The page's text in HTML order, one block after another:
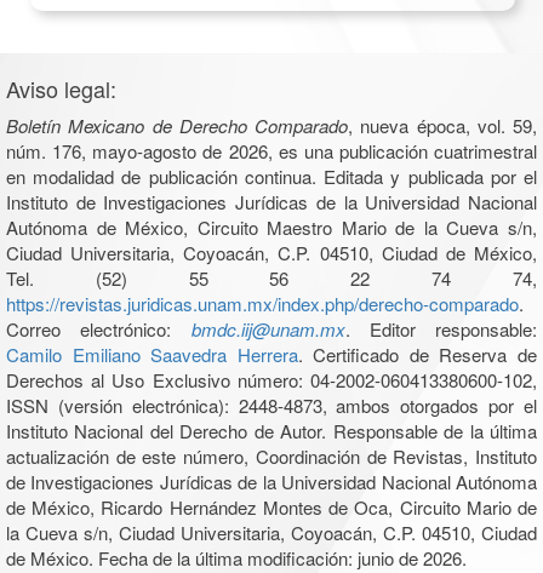
Aviso legal:
Boletín Mexicano de Derecho Comparado, nueva época, vol. 59,
núm. 176, mayo-agosto de 2026, es una publicación cuatrimestral
en modalidad de publicación continua. Editada y publicada por el
Instituto de Investigaciones Jurídicas de la Universidad Nacional
Autónoma de México, Circuito Maestro Mario de la Cueva s/n,
Ciudad Universitaria, Coyoacán, C.P. 04510, Ciudad de México,
Tel. (52) 55 56 22 74 74,
https://revistas.juridicas.unam.mx/index.php/derecho-comparado.
Correo electrónico: bmdc.iij@unam.mx. Editor responsable:
Camilo Emiliano Saavedra Herrera. Certificado de Reserva de
Derechos al Uso Exclusivo número: 04-2002-060413380600-102,
ISSN (versión electrónica): 2448-4873, ambos otorgados por el
Instituto Nacional del Derecho de Autor. Responsable de la última
actualización de este número, Coordinación de Revistas, Instituto
de Investigaciones Jurídicas de la Universidad Nacional Autónoma
de México, Ricardo Hernández Montes de Oca, Circuito Mario de
la Cueva s/n, Ciudad Universitaria, Coyoacán, C.P. 04510, Ciudad
de México. Fecha de la última modificación: junio de 2026.